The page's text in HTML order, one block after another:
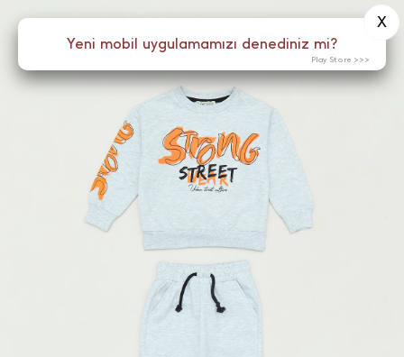
Menü
Yeni mobil uygulamamızı denediniz mi?
X
Play Store >>>